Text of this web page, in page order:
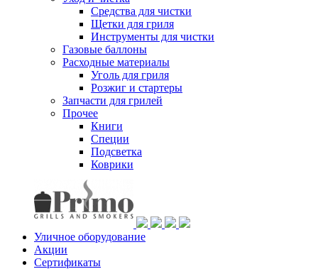
Средства для чистки
Щетки для гриля
Инструменты для чистки
Газовые баллоны
Расходные материалы
Уголь для гриля
Розжиг и стартеры
Запчасти для грилей
Прочее
Книги
Специи
Подсветка
Коврики
Уличное оборудование
Акции
Сертификаты